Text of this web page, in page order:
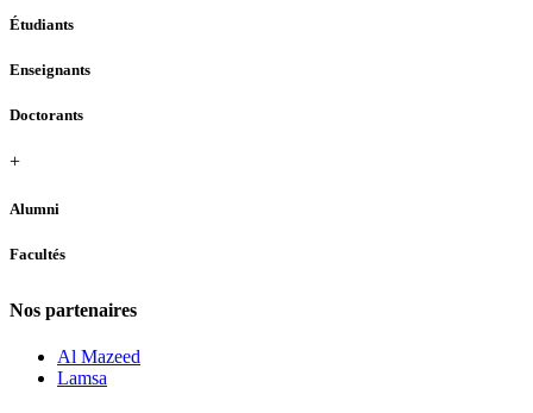
Étudiants
Enseignants
Doctorants
+
Alumni
Facultés
Nos partenaires
Al Mazeed
Lamsa